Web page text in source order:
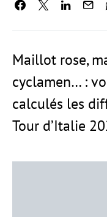
Maillot rose,
cyclamen… :
calculés les
Tour d’Italie